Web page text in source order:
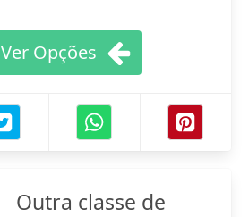
Ver Opções
Outra classe de